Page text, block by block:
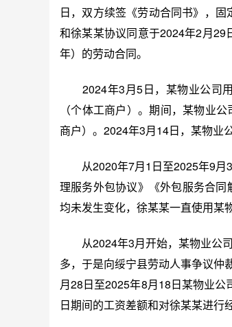
日，双方续签《劳动合同书》，
和徐某某协议同意于2024年2月
年）的劳动合同。
2024年3月5日，某物业公司用
（个体工商户）。期间，某物业
商户）。2024年3月14日，某物业
从2020年7月1日至2025年9月3
理服务外包协议》《外包服务合
均未发生变化，徐某某一直使用某
从2024年3月开始，某物业公司
多，于是向绥宁县劳动人事争议仲
月28日至2025年8月18日某物业
日期间的工资差额和对徐某某进行